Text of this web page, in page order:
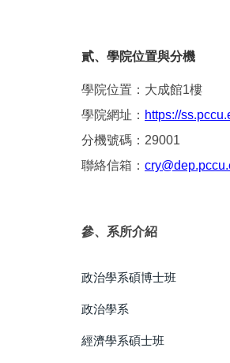
貳、學院位置與分機
學院位置：大成館1樓
學院網址： https://
分機號碼：29001
聯絡信箱：
參、系所介紹
政治學系碩博士班
政治學系
經濟學系碩士班